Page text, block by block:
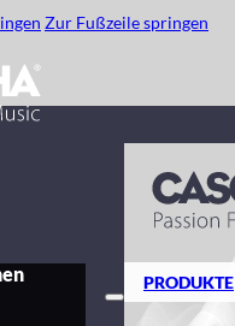
Zur Fußzeile springen
PRODUKTE